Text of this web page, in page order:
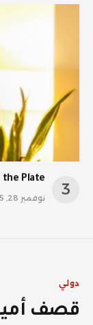
the Plate
نوفمبر 28, 2025
دولي
قصف